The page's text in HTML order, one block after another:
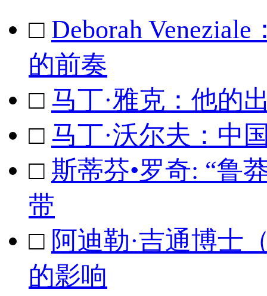
□ Deborah
的前奏
□ 马丁·雅克：他的
□ 马丁·沃尔夫：中
□ 斯蒂芬•罗奇: “鲁
带
□ 阿迪勒·吉通博士
的影响